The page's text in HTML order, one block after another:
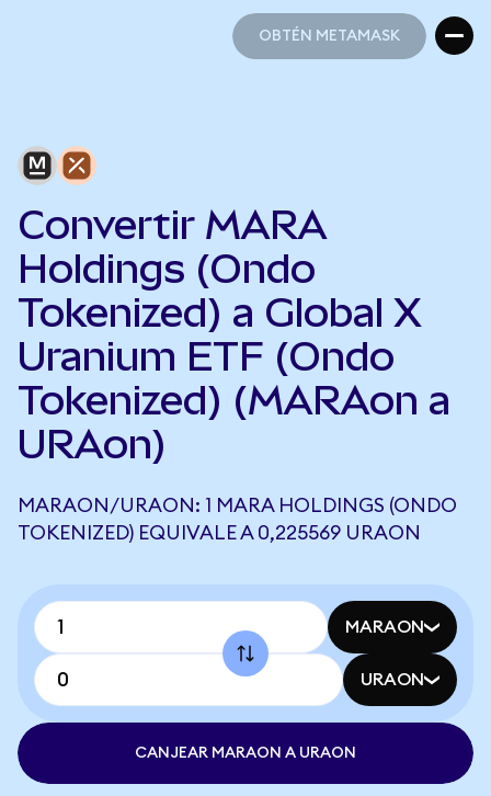
OBTÉN METAMASK
Convertir MARA
Holdings (Ondo
Tokenized) a Global X
Uranium ETF (Ondo
Tokenized) (MARAon a
URAon)
MARAON/URAON: 1 MARA HOLDINGS (ONDO
TOKENIZED) EQUIVALE A 0,225569 URAON
MARAON
URAON
CANJEAR MARAON A URAON